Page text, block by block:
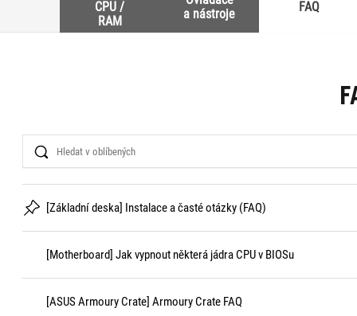
CPU /
RAM
a nástroje
FAQ
Search
[Základní deska] Instalace a časté otázky (FAQ)
[Motherboard] Jak vypnout některá jádra CPU v BIOSu
[ASUS Armoury Crate] Armoury Crate FAQ